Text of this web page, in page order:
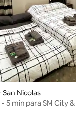
Nicolas
5 min para SM City